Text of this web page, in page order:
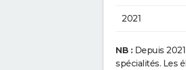
2021
NB : Depuis
spécialités. Les